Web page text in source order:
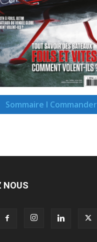
Sommaire I Commander
NOUS